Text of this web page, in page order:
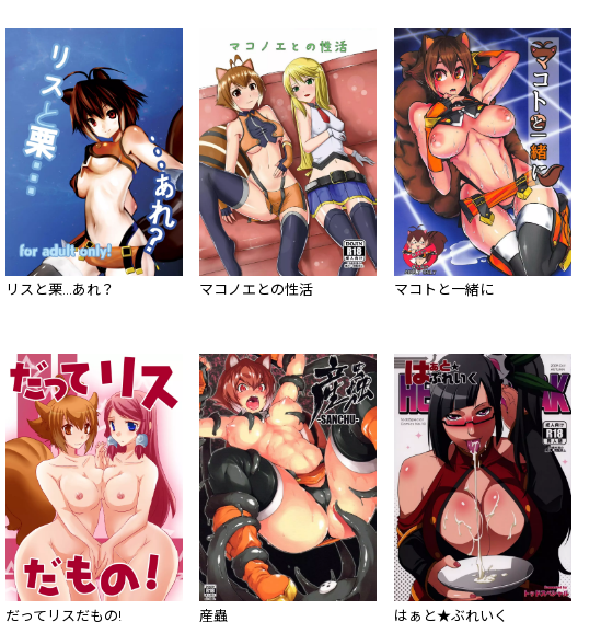
リスと栗…あれ？ マコノエとの性活 マコトと一緒に
だってリスだもの! 産蟲 はぁと★ぶれいく